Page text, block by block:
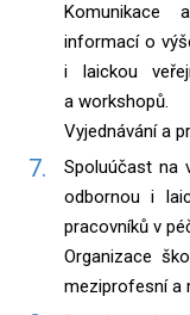
Komunikace
informací o
i laickou
a workshopů.
Vyjednávání a
Spoluúčast na
odbornou i
pracovníků v
Organizace
meziprofesní a